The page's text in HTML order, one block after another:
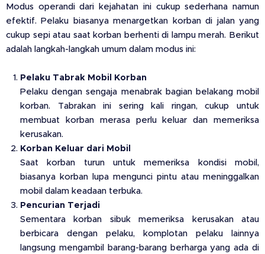
Modus operandi dari kejahatan ini cukup sederhana namun
efektif. Pelaku biasanya menargetkan korban di jalan yang
cukup sepi atau saat korban berhenti di lampu merah. Berikut
adalah langkah-langkah umum dalam modus ini:
Pelaku Tabrak Mobil Korban
Pelaku dengan sengaja menabrak bagian belakang mobil
korban. Tabrakan ini sering kali ringan, cukup untuk
membuat korban merasa perlu keluar dan memeriksa
kerusakan.
Korban Keluar dari Mobil
Saat korban turun untuk memeriksa kondisi mobil,
biasanya korban lupa mengunci pintu atau meninggalkan
mobil dalam keadaan terbuka.
Pencurian Terjadi
Sementara korban sibuk memeriksa kerusakan atau
berbicara dengan pelaku, komplotan pelaku lainnya
langsung mengambil barang-barang berharga yang ada di